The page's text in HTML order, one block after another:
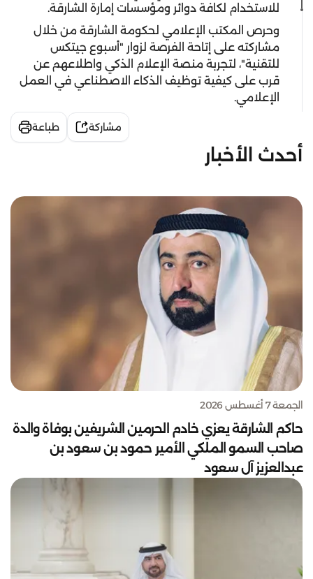
للاستخدام لكافة دوائر ومؤسسات إمارة الشارقة.
وحرص المكتب الإعلامي لحكومة الشارقة من خلال
مشاركته على إتاحة الفرصة لزوار "أسبوع جيتكس
للتقنية"، لتجربة منصة الإعلام الذكي واطلاعهم عن
قرب على كيفية توظيف الذكاء الاصطناعي في العمل
الإعلامي.
مشاركة طباعة
أحدث الأخبار
الجمعة 7 أغسطس 2026
حاكم الشارقة يعزي خادم الحرمين الشريفين بوفاة والدة
صاحب السمو الملكي الأمير حمود بن سعود بن
عبدالعزيز آل سعود